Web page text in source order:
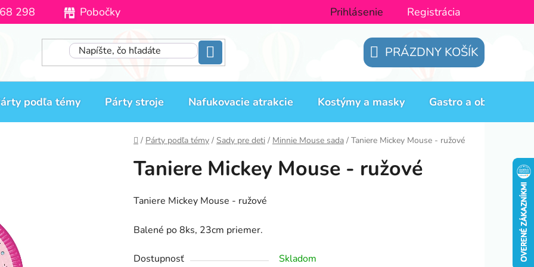
298 Pobočky Prihlásenie Registrácia
NÁKUPNÝ
KOŠÍK
PRÁZDNY KOŠÍK
podľa témy Párty stroje Nafukovacie atrakcie Kostýmy a masky Gastro a obaly
Domov
/ Párty podľa témy / Sady pre deti / Minnie Mouse sada / Taniere Mickey Mouse - ružové
Taniere Mickey Mouse - ružové
Taniere Mickey Mouse - ružové
Balené po 8ks, 23cm priemer.
Dostupnosť
Skladom